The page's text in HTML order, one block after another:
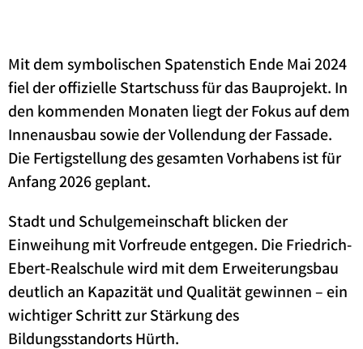
Mit dem symbolischen Spatenstich Ende Mai 2024
fiel der offizielle Startschuss für das Bauprojekt. In
den kommenden Monaten liegt der Fokus auf dem
Innenausbau sowie der Vollendung der Fassade.
Die Fertigstellung des gesamten Vorhabens ist für
Anfang 2026 geplant.
Stadt und Schulgemeinschaft blicken der
Einweihung mit Vorfreude entgegen. Die Friedrich-
Ebert-Realschule wird mit dem Erweiterungsbau
deutlich an Kapazität und Qualität gewinnen – ein
wichtiger Schritt zur Stärkung des
Bildungsstandorts Hürth.